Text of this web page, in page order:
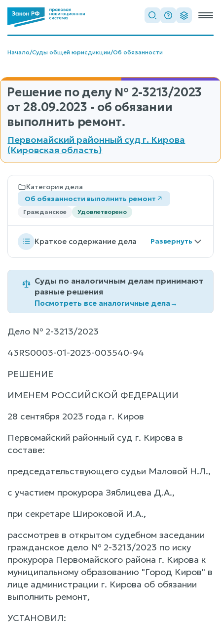
Начало/Суды общей юрисдикции/Об обязанности
Решение по делу № 2-3213/2023
от 28.09.2023 - об обязании
выполнить ремонт.
Первомайский районный суд г. Кирова
(Кировская область)
Категория дела
Об обязанности выполнить ремонт
Гражданское Удовлетворено
Краткое содержание дела
Суды по аналогичным делам принимают
разные решения
Посмотреть все аналогичные дела→
Дело № 2-3213/2023
43RS0003-01-2023-003540-94
РЕШЕНИЕ
ИМЕНЕМ РОССИЙСКОЙ ФЕДЕРАЦИИ
28 сентября 2023 года г. Киров
Первомайский районный суд г. Кирова в
составе:
председательствующего судьи Маловой Н.Л.,
с участием прокурора Зяблицева Д.А.,
при секретаре Широковой И.А.,
рассмотрев в открытом судебном заседании
гражданское дело № 2-3213/2023 по иску
прокурора Первомайского района г. Кирова к
муниципальному образованию "Город Киров" в
лице администрации г. Кирова об обязании
выполнить ремонт,
УСТАНОВИЛ: